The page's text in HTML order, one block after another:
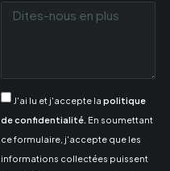
J'ai lu et j'accepte la politique
de confidentialité. En soumettant
ce formulaire, j'accepte que les
informations collectées puissent